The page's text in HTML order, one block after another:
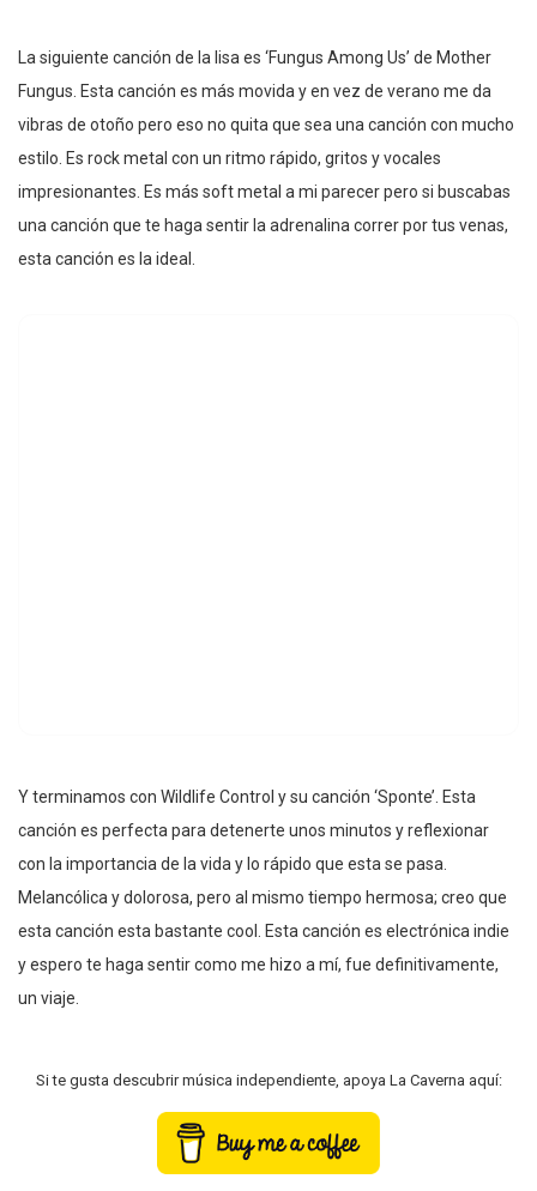
La siguiente canción de la lisa es ‘Fungus Among Us’ de Mother
Fungus. Esta canción es más movida y en vez de verano me da
vibras de otoño pero eso no quita que sea una canción con mucho
estilo. Es rock metal con un ritmo rápido, gritos y vocales
impresionantes. Es más soft metal a mi parecer pero si buscabas
una canción que te haga sentir la adrenalina correr por tus venas,
esta canción es la ideal.
Y terminamos con Wildlife Control y su canción ‘Sponte’. Esta
canción es perfecta para detenerte unos minutos y reflexionar
con la importancia de la vida y lo rápido que esta se pasa.
Melancólica y dolorosa, pero al mismo tiempo hermosa; creo que
esta canción esta bastante cool. Esta canción es electrónica indie
y espero te haga sentir como me hizo a mí, fue definitivamente,
un viaje.
Si te gusta descubrir música independiente, apoya La Caverna aquí: